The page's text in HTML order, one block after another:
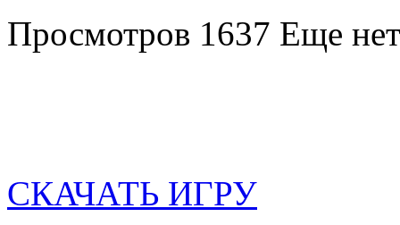
Просмотров 1637 Еще
СКАЧАТЬ ИГРУ